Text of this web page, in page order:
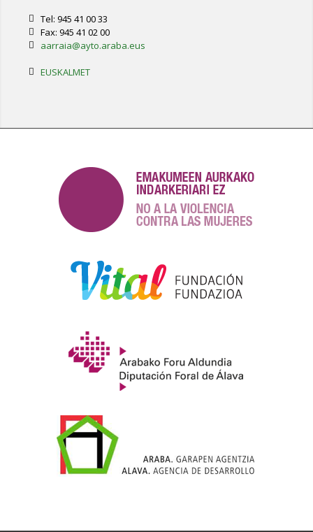
Tel: 945 41 00 33
Fax: 945 41 02 00
aarraia@ayto.araba.eus
EUSKALMET